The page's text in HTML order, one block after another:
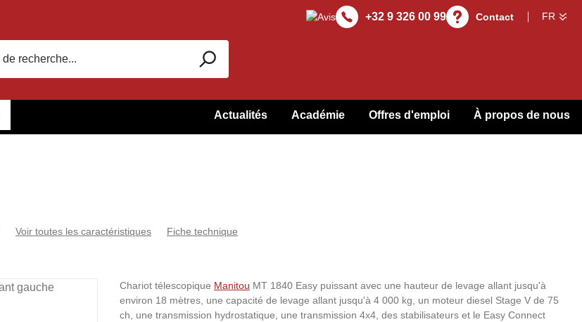
+32 9 326 00 99 Contact
Actualités Académie Offres d'emploi À propos de nous
Voir toutes les caractéristiques Fiche technique
Chariot télescopique Manitou MT 1840 Easy puissant avec une hauteur de levage allant jusqu'à
environ 18 mètres, une capacité de levage allant jusqu'à 4 000 kg, un moteur diesel Stage V de 75
ch, une transmission hydrostatique, une transmission 4x4, des stabilisateurs et le Easy Connect